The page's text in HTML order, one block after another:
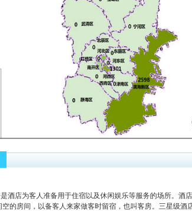
店为客人准备用于住宿以及休闲娱乐等服务的场所。酒
的房间，以备客人来家做客时留宿，也叫客房。三星级酒